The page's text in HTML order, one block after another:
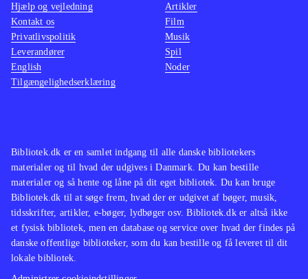
Bibliotek.dk er en samlet indgang til alle danske bibliotekers
materialer og til hvad der udgives i Danmark. Du kan bestille
materialer og så hente og låne på dit eget bibliotek. Du kan bruge
Bibliotek.dk til at søge frem, hvad der er udgivet af bøger, musik,
tidsskrifter, artikler, e-bøger, lydbøger osv. Bibliotek.dk er altså ikke
et fysisk bibliotek, men en database og service over hvad der findes på
danske offentlige biblioteker, som du kan bestille og få leveret til dit
lokale bibliotek.
Hjælp og vejledning
Kontakt os
Privatlivspolitik
Leverandører
English
Tilgængelighedserklæring
Artikler
Film
Musik
Spil
Noder